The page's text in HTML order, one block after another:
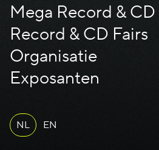
Mega Record &
Record & CD Fairs
Organisatie
Exposanten
NL EN